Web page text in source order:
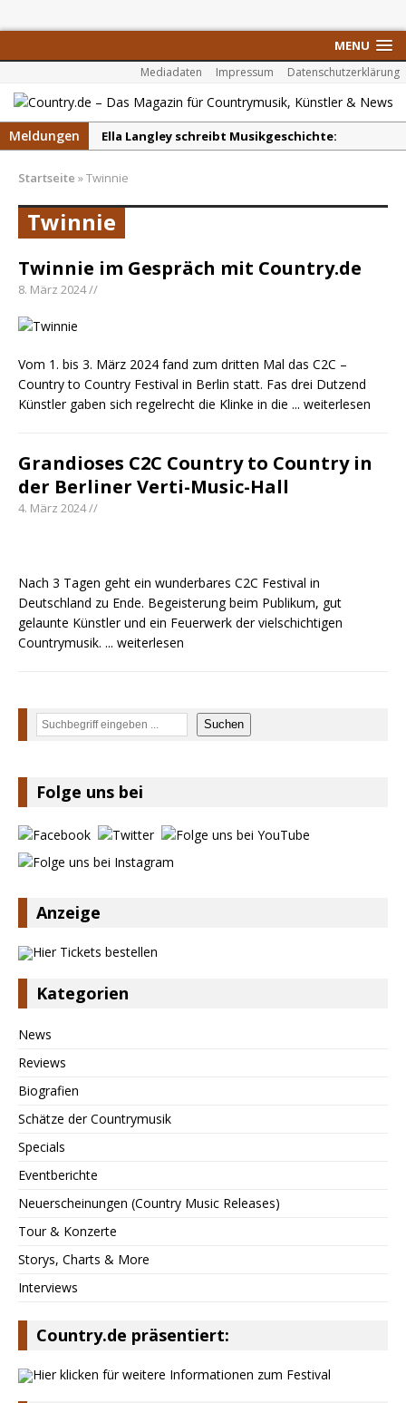
MENU
Mediadaten Impressum Datenschutzerklärung
Meldungen
Ella Langley schreibt Musikgeschichte:
aller Zeiten
pez veröffentlicht neue Single „Late Night
Talks“ – eine Hymne auf unvergessliche
Randy Travis veröffentlicht mit „I Don’t Care“
täglich rund 10.000 Leser
Kacey Musgraves entführt Fans mit neuem
Video zu „Mexico Honey“
Vergleich mit anderen
Startseite »Twinnie
Twinnie
Twinnie im Gespräch mit Country.de
8. März 2024 //
Vom 1. bis 3. März 2024 fand zum dritten Mal das C2C –
Country to Country Festival in Berlin statt. Fas drei Dutzend
Künstler gaben sich regelrecht die Klinke in die ... weiterlesen
Grandioses C2C Country to Country in
der Berliner Verti-Music-Hall
4. März 2024 //
Nach 3 Tagen geht ein wunderbares C2C Festival in
Deutschland zu Ende. Begeisterung beim Publikum, gut
gelaunte Künstler und ein Feuerwerk der vielschichtigen
Countrymusik. ... weiterlesen
Suchen Suchen
Folge uns bei
Anzeige
Kategorien
News
Reviews
Biografien
Schätze der Countrymusik
Specials
Eventberichte
Neuerscheinungen (Country Music Releases)
Tour & Konzerte
Storys, Charts & More
Interviews
Country.de präsentiert: